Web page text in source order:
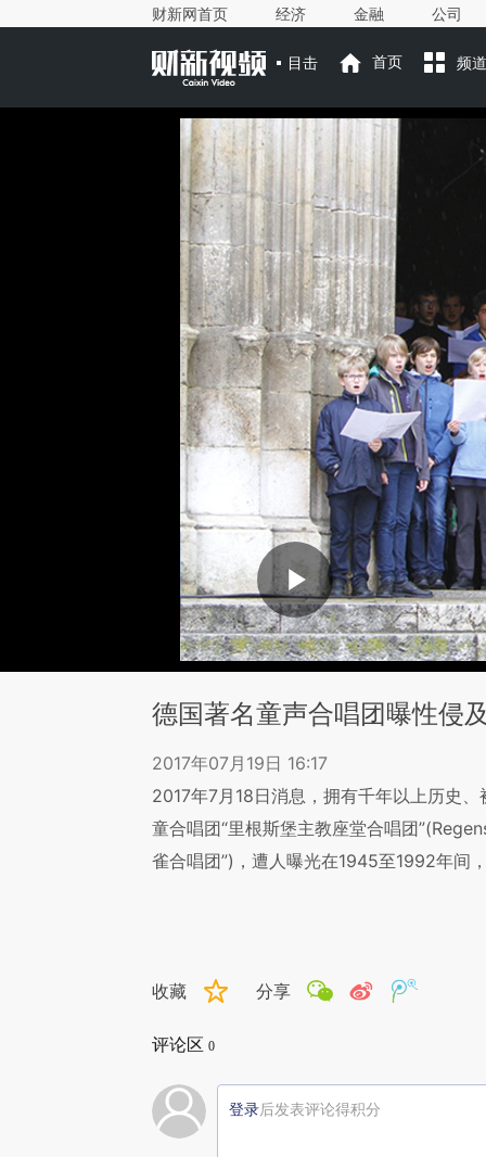
财新网首页 经济 金融 公司
目击 首页 频道
德国著名童声合唱团曝性侵
2017年07月19日 16:17
2017年7月18日消息，拥有千年以上历史
童合唱团“里根斯堡主教座堂合唱团
雀合唱团”)，遭人曝光在1945至1992年间
收藏 分享
评论区 0
登录后发表评论得积分